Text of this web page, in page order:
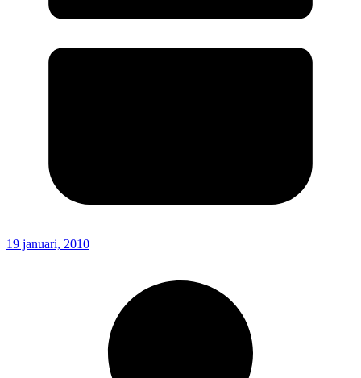
19 januari, 2010